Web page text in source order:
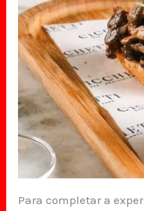
Para completar a